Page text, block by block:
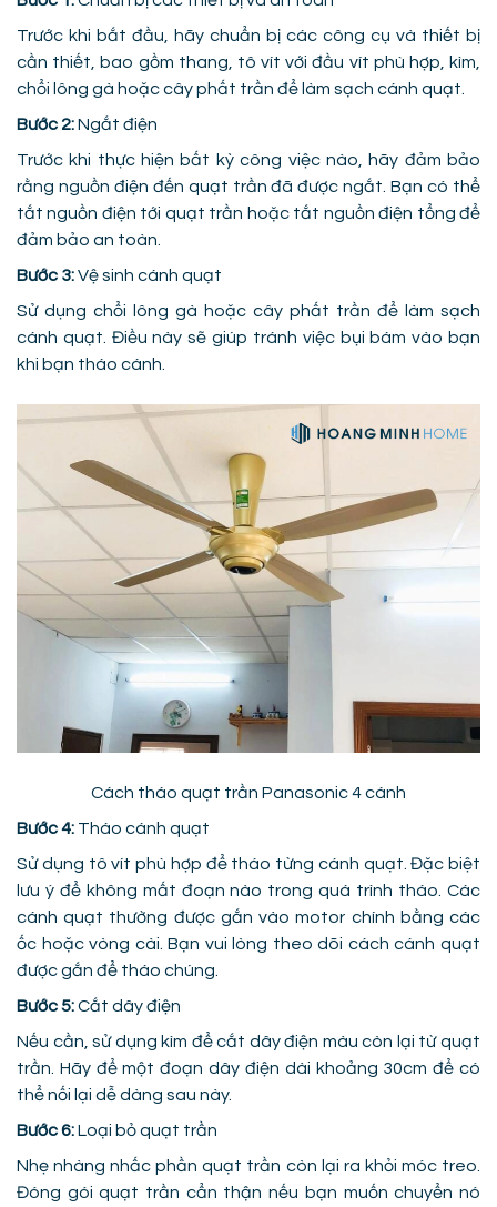
Trước khi bắt đầu, hãy chuẩn bị các công cụ và thiết bị
cần thiết, bao gồm thang, tô vít với đầu vít phù hợp, kìm,
chổi lông gà hoặc cây phất trần để làm sạch cánh quạt.
Bước 2:Ngắt điện
Trước khi thực hiện bất kỳ công việc nào, hãy đảm bảo
rằng nguồn điện đến quạt trần đã được ngắt. Bạn có thể
tắt nguồn điện tới quạt trần hoặc tắt nguồn điện tổng để
đảm bảo an toàn.
Bước 3:Vệ sinh cánh quạt
Sử dụng chổi lông gà hoặc cây phất trần để làm sạch
cánh quạt. Điều này sẽ giúp tránh việc bụi bám vào bạn
khi bạn tháo cánh.
Cách tháo quạt trần Panasonic 4 cánh
Bước 4: Tháo cánh quạt
Sử dụng tô vít phù hợp để tháo từng cánh quạt. Đặc biệt
lưu ý để không mất đoạn nào trong quá trình tháo. Các
cánh quạt thường được gắn vào motor chính bằng các
ốc hoặc vòng cài. Bạn vui lòng theo dõi cách cánh quạt
được gắn để tháo chúng.
Bước 5:Cắt dây điện
Nếu cần, sử dụng kìm để cắt dây điện màu còn lại từ quạt
trần. Hãy để một đoạn dây điện dài khoảng 30cm để có
thể nối lại dễ dàng sau này.
Bước 6:Loại bỏ quạt trần
Nhẹ nhàng nhấc phần quạt trần còn lại ra khỏi móc treo.
Đóng gói quạt trần cẩn thận nếu bạn muốn chuyển nó